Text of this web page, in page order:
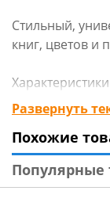
Стильный,
книг, цветов и
Тип: стеллаж
Особенности:
прочная и
Модель: «Лофт»
Назначение:
Развернуть
Похожие
Популярные